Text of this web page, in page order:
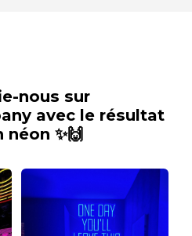
nous sur
avec le résultat
✨🙌